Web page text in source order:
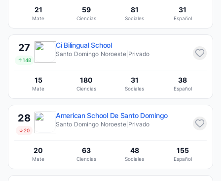
21
Mate
59
Ciencias
81
Sociales
31
Español
27
↑148
Ci Bilingual School
Santo Domingo Noroeste| Privado
15
Mate
180
Ciencias
31
Sociales
38
Español
28
↓20
American School De Santo Domingo
Santo Domingo Noroeste| Privado
20
Mate
63
Ciencias
48
Sociales
155
Español